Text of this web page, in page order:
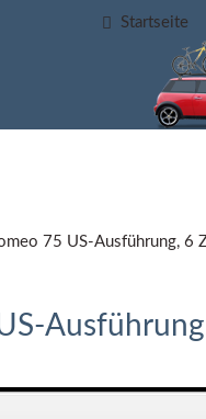
Startseite
75 US-Ausführung,